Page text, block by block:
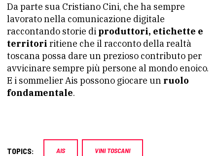
Da parte sua Cristiano Cini, che ha sempre
lavorato nella comunicazione digitale
raccontando storie di produttori, etichette e
territori ritiene che il racconto della realtà
toscana possa dare un prezioso contributo per
avvicinare sempre più persone al mondo enoico.
E i sommelier Ais possono giocare un ruolo
fondamentale.
TOPICS: AIS VINI TOSCANI